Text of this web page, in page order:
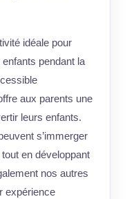
idéale pour
pendant la
aux parents une
leurs enfants.
s’immerger
en développant
nos autres
expérience